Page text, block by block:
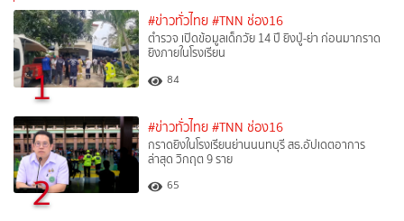
1
#ข่าวทั่วไทย #TNN ช่อง16
ตำรวจ เปิดข้อมูลเด็กวัย 14 ปี ยิงปู่-ย่า ก่อนมากราด
ยิงภายในโรงเรียน
84
2
#ข่าวทั่วไทย #TNN ช่อง16
กราดยิงในโรงเรียนย่านนนทบุรี สธ.อัปเดตอาการ
ล่าสุด วิกฤต 9 ราย
65